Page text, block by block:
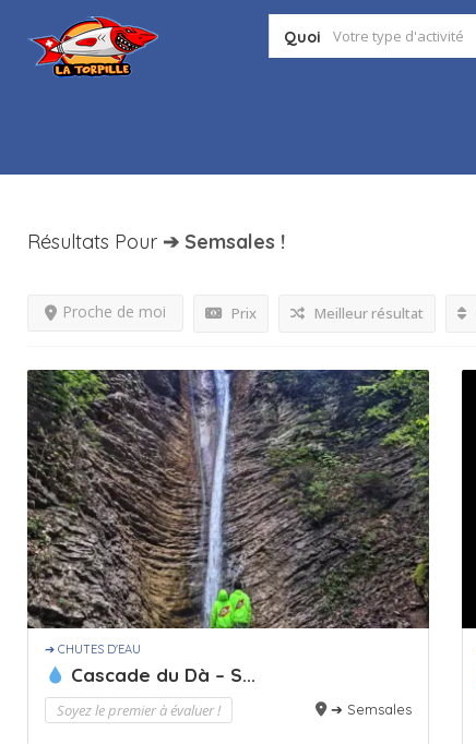
Quoi
Résultats Pour ➔ Semsales !
Prix
Proche de moi Meilleur résultat
➔ CHUTES D'EAU
Cascade du Dà – S...
Soyez le premier à évaluer ! ➔ Semsales